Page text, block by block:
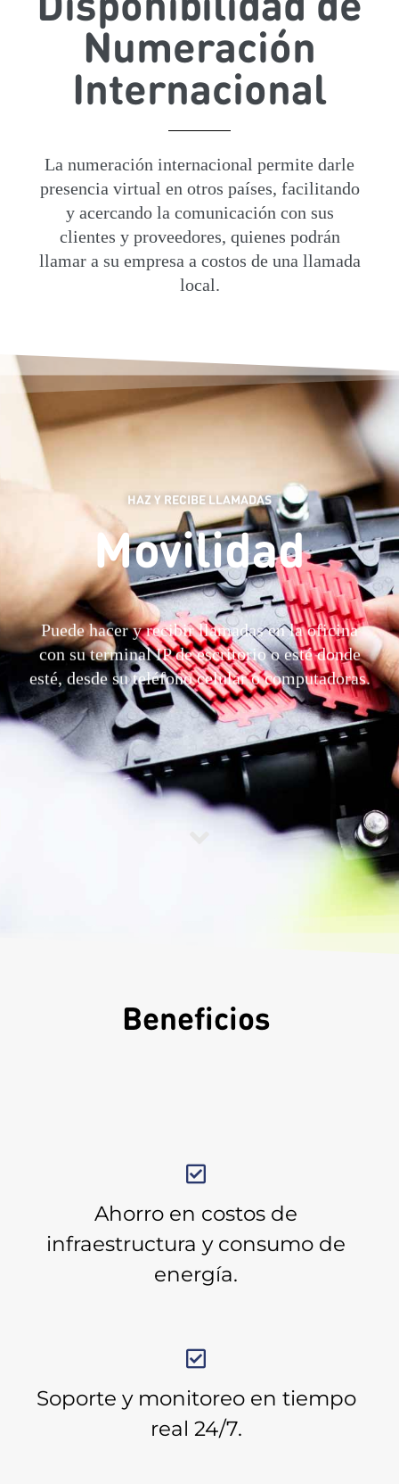
Numeración
Internacional
La numeración internacional permite darle
presencia virtual en otros países, facilitando
y acercando la comunicación con sus
clientes y proveedores, quienes podrán
llamar a su empresa a costos de una llamada
local.
HAZ Y RECIBE LLAMADAS
Movilidad
Puede hacer y recibir llamadas en la oficina
con su terminal IP de escritorio o esté donde
esté, desde su teléfono celular o computadoras.
Beneficios
Ahorro en costos de
infraestructura y consumo de
energía.
Soporte y monitoreo en tiempo
real 24/7.